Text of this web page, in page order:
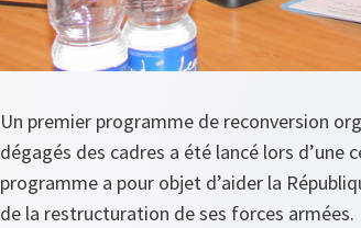
Un premier programme de reconversion
dégagés des cadres a été lancé lors d’une
programme a pour objet d’aider la
de la restructuration de ses forces armées.